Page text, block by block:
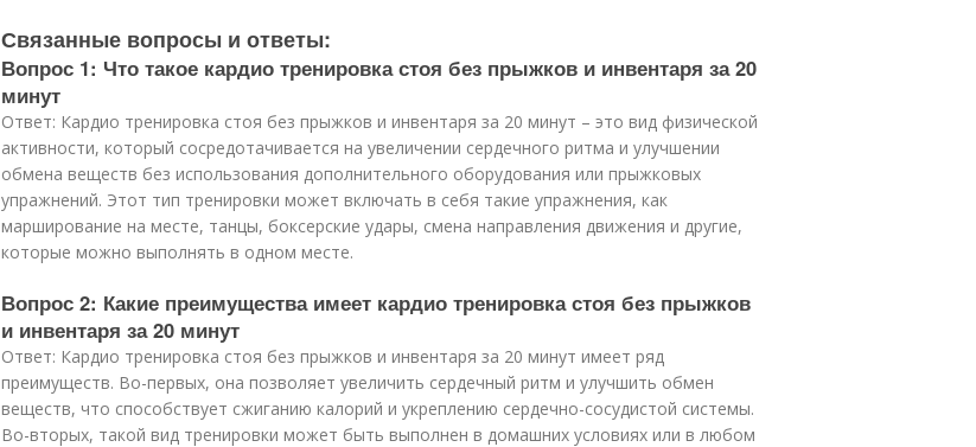
Связанные вопросы и ответы:
Вопрос 1: Что такое кардио тренировка стоя без прыжков и инвентаря за 20
минут
Ответ: Кардио тренировка стоя без прыжков и инвентаря за 20 минут – это вид физической
активности, который сосредотачивается на увеличении сердечного ритма и улучшении
обмена веществ без использования дополнительного оборудования или прыжковых
упражнений. Этот тип тренировки может включать в себя такие упражнения, как
марширование на месте, танцы, боксерские удары, смена направления движения и другие,
которые можно выполнять в одном месте.
Вопрос 2: Какие преимущества имеет кардио тренировка стоя без прыжков
и инвентаря за 20 минут
Ответ: Кардио тренировка стоя без прыжков и инвентаря за 20 минут имеет ряд
преимуществ. Во-первых, она позволяет увеличить сердечный ритм и улучшить обмен
веществ, что способствует сжиганию калорий и укреплению сердечно-сосудистой системы.
Во-вторых, такой вид тренировки может быть выполнен в домашних условиях или в любом